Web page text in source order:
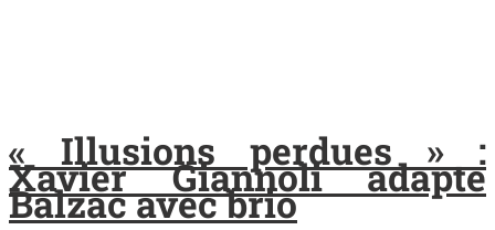
« Illusions perdues » :
Xavier Giannoli adapte
Balzac avec brio